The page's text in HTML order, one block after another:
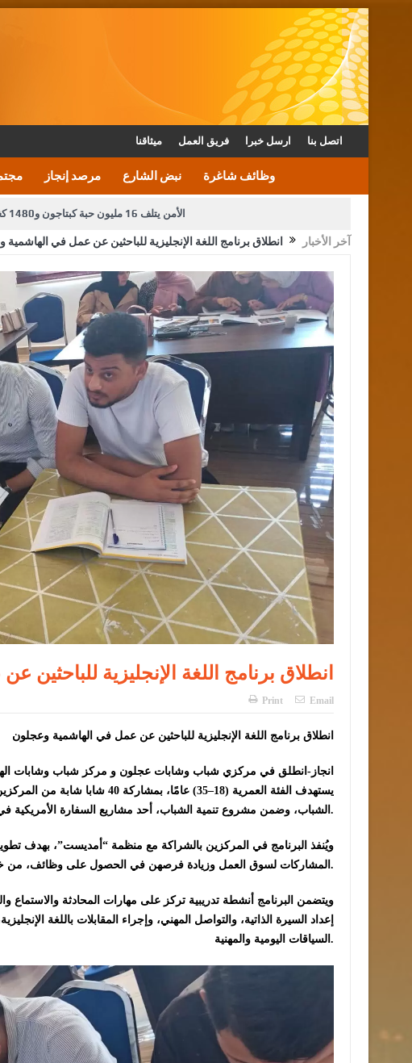
ميثاقنا فريق العمل ارسل خبرا اتصل بنا
مرصد إنجاز نبض الشارع وظائف شاغرة
الأمن يتلف 16 مليون حبة كبتاجون و1480 كغم مواد مخدرة
دعوة المكلفين بخدمة العلم (الدفعة الثالثة) إلى مراجعة منصة خدمة
القاضي محمود أحمد فريحات.. مبارك ومزيدا
آخر الأخبار انطلاق برنامج اللغة الإنجليزية للباحثين عن عمل في الهاشمية
انطلاق برنامج اللغة الإنجليزية
Print Email
انطلاق برنامج اللغة الإنجليزية للباحثين عن عمل في الهاشمية وعجلون
انجاز-انطلق في مركزي شباب وشابات عجلون و مركز شباب وشابات
يستهدف الفئة العمرية (18–35)
الشباب، وضمن مشروع تنمية الشباب، أحد مشاريع السفارة الأمريكية في عمّان.
ويُنفذ البرنامج في المركزين بالشراكة مع منظمة “أمديست”، بهدف
المشاركات لسوق العمل وزيادة فرصهن في الحصول على وظائف، من خلال بيئة تدريبية تفاعلية تعتمد أساليب تعليم حديثة.
ويتضمن البرنامج أنشطة تدريبية تركز على مهارات المحادثة والاستماع
إعداد السيرة الذاتية، والتواصل المهني، وإجراء المقابلات باللغة
السياقات اليومية والمهنية.